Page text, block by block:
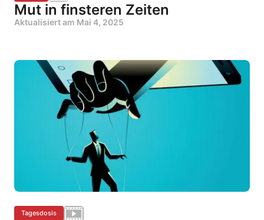
Mut in finsteren Zeiten
Aktualisiert am Mai 4, 2025
Tagesdosis